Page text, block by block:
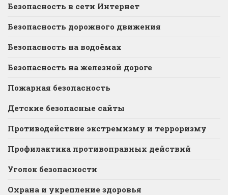
Безопасность в сети Интернет
Безопасность дорожного движения
Безопасность на водоёмах
Безопасность на железной дороге
Пожарная безопасность
Детские безопасные сайты
Противодействие экстремизму и терроризму
Профилактика противоправных действий
Уголок безопасности
Охрана и укрепление здоровья